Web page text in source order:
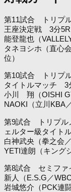
第11試合 トリプ
王座決定戦 3分5R
能登龍也（
タネヨシホ（直心
位）
第10試合 トリプ
タイトルマッチ 3
小川 翔（OISHI
NAOKI（立川KBA
第9試合 トリプル
ェルター級タイト
白神武央（拳之会／
YETI達朗（キング
第8試合 セミフ
新人（E.S.G／
岩城悠介（PCK連